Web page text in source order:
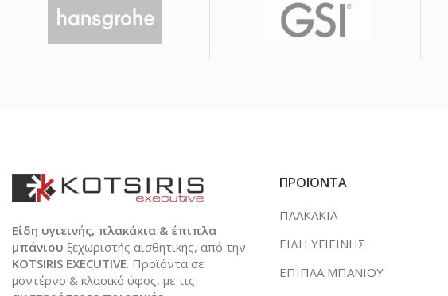
Είδη υγιεινής, πλακάκια & έπιπλα
μπάνιου ξεχωριστής αισθητικής, από την
KOTSIRIS EXECUTIVE. Προϊόντα σε
μοντέρνο & κλασικό ύφος, με τις
ΠΡΟΪΟΝΤΑ
ΠΛΑΚΑΚΙΑ
ΕΙΔΗ ΥΓΙΕΙΝΗΣ
ΕΠΙΠΛΑ ΜΠΑΝΙΟΥ